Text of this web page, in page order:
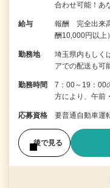
合わせ可能！あ
給与
報酬 完全出来
酬10,000円以上）
勤務地
埼玉県内もしく
アでの配送も可
勤務時間
7：00～19：00
方により、午前
応募資格 要普通自動車運
後で見る